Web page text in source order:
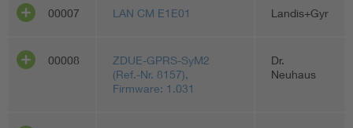
Regelsetzung
00007 LAN CM E1E01 Landis+Gyr
00008
ZDUE-GPRS-SyM2
(Ref.-Nr. 8157),
Firmware: 1.031
Dr.
Neuhaus